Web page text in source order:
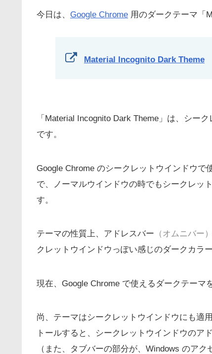
今日は、 Google Chrome 用のダークテーマ「
Material Incognito Dark Theme
「Material Incognito Dark Theme」は、シー
です。
Google Chrome のシークレットウインドウ
で、ノーマルウインドウの時でもシークレッ
す。
テーマの性質上、アドレスバー （オムニバー）
クレットウインドウっぽい感じのダークカラ
現在、Google Chrome で使えるダークテーマ
尚、テーマはシークレットウインドウにも適
トールすると、シークレットウインドウのア
（また、タブバーの部分が、Windows のアク